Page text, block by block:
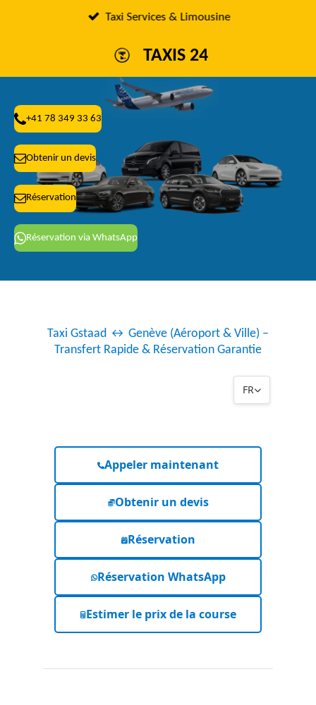
TAXIS 24
Taxi Services & Limousine
+41 78 349 33 63
Obtenir un devis
Réservation
Réservation via WhatsApp
Taxi Gstaad ↔ Genève (Aéroport & Ville) –
Transfert Rapide & Réservation Garantie
FR
Appeler maintenant
Obtenir un devis
Réservation
Réservation WhatsApp
Estimer le prix de la course